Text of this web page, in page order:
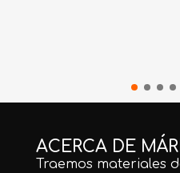
ACERCA DE
Traemos materiales